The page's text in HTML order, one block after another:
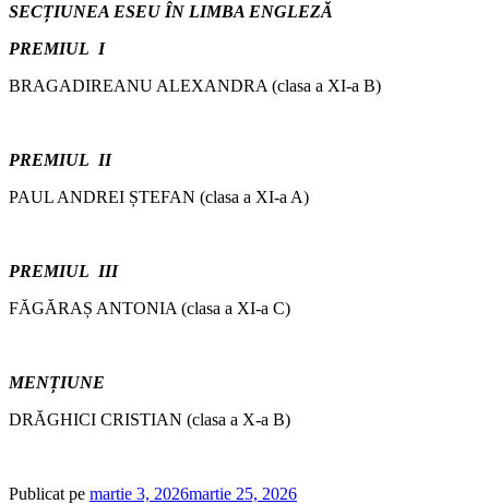
SECȚIUNEA ESEU ÎN LIMBA ENGLEZĂ
PREMIUL I
BRAGADIREANU ALEXANDRA (clasa a XI-a B)
PREMIUL II
PAUL ANDREI ȘTEFAN (clasa a XI-a A)
PREMIUL III
FĂGĂRAȘ ANTONIA (clasa a XI-a C)
MENȚIUNE
DRĂGHICI CRISTIAN (clasa a X-a B)
Publicat pe martie 3, 2026martie 25, 2026